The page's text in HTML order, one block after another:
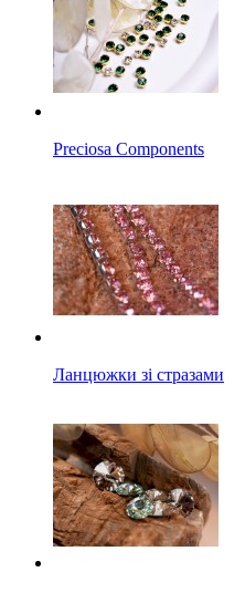
Preciosa Components
Ланцюжки зі стразами